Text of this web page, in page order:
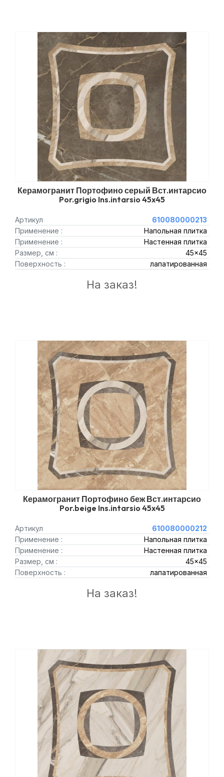
Керамогранит Портофино серый Вст.интарсио
Por.grigio Ins.intarsio 45x45
Артикул
610080000213
Применение :
Напольная плитка
Применение :
Настенная плитка
Размер, см :
45x45
Поверхность :
лапатированная
На заказ!
Керамогранит Портофино беж Вст.интарсио
Por.beige Ins.intarsio 45x45
Артикул
610080000212
Применение :
Напольная плитка
Применение :
Настенная плитка
Размер, см :
45x45
Поверхность :
лапатированная
На заказ!